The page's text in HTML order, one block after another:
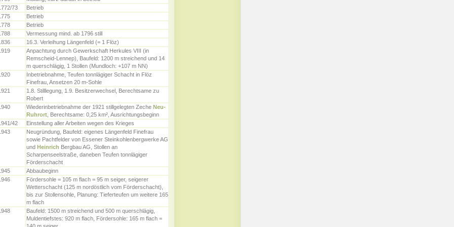
73
Betrieb
Betrieb
Betrieb
Vermessung mind. ab 1796 still
16.3. Verleihung Längenfeld (= 1 Flöz)
Anpachtung durch Gewerkschaft Herkules VIII (in
Remscheid-Lennep), Baufeld: 1200 m streichend und 14
m querschlägig, 1 Stollen (Mundloch: +107 m NN)
Inbetriebnahme, Teufen tonnlägiger Schacht in Flöz
Finefrau, Ansetzen 20 m-Sohle
1.8. Stilllegung, 1.9. Besitzerwechsel, Berechtsame zu
Robert
Wiederinbetriebnahme der 1921 stillgelegten Zeche Neu-
Ruhrort , Berechtsame: 0,25 km², Ausrichtungsbeginn
42
Einstellung aller Arbeiten wegen des Krieges
Neugründung, Baufeld: eigenes Längenfeld Finefrau
sowie Pachtfelder von Essener Steinkohlenbergwerke AG
und Heinrich Bergbau AG, Stollen an
Scharpenseelstraße, daneben Teufen tonnlägiger
Förderschacht
Abbaubeginn
Fördersohle = 105 m flach = 95 m seiger, seigerer
Wetterschacht (125 m nordöstlich vom Förderschacht),
bis zur Stollensohle, Planung: Tieferteufen um weitere 165
m flach
Baufeld: 1500 m streichend und 500 m querschlägig,
Muldentiefstes: 920 m flach, Fördersohle: 165 m flach =